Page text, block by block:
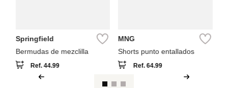
Springfield
Bermudas de mezclilla
Ref.44.99
MNG
Shorts punto entallados
Ref.64.99